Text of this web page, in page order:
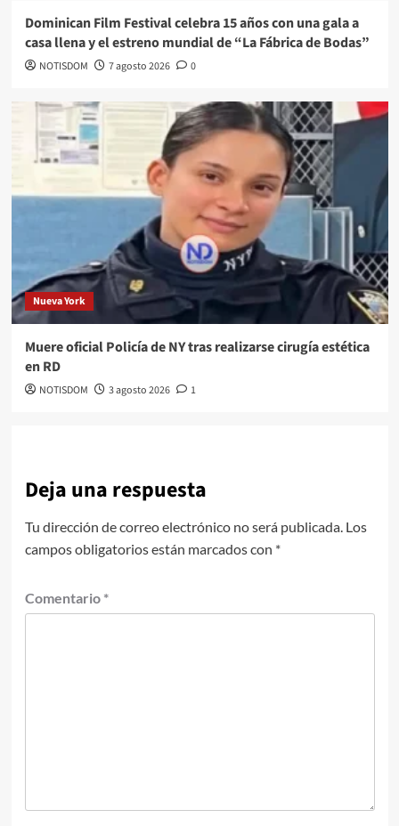
Dominican Film Festival celebra 15 años con una gala a
casa llena y el estreno mundial de “La Fábrica de Bodas”
NOTISDOM 7 agosto 2026 0
Nueva York
Muere oficial Policía de NY tras realizarse cirugía estética
en RD
NOTISDOM 3 agosto 2026 1
Deja una respuesta
Tu dirección de correo electrónico no será publicada. Los
campos obligatorios están marcados con *
Comentario *